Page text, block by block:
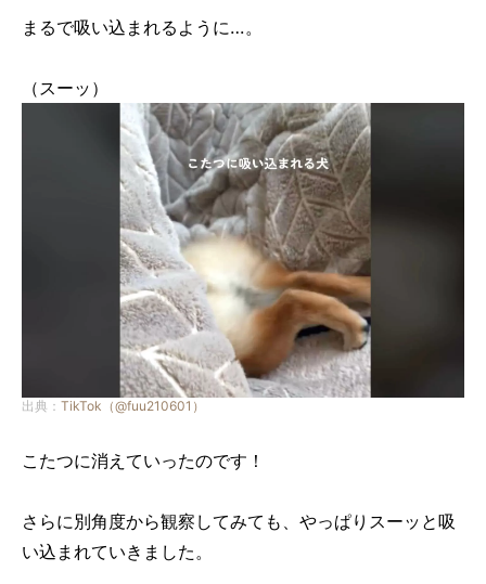
まるで吸い込まれるように…。
（スーッ）
出典： TikTok（@fuu210601）
こたつに消えていったのです！
さらに別角度から観察してみても、やっぱりスーッと吸
い込まれていきました。